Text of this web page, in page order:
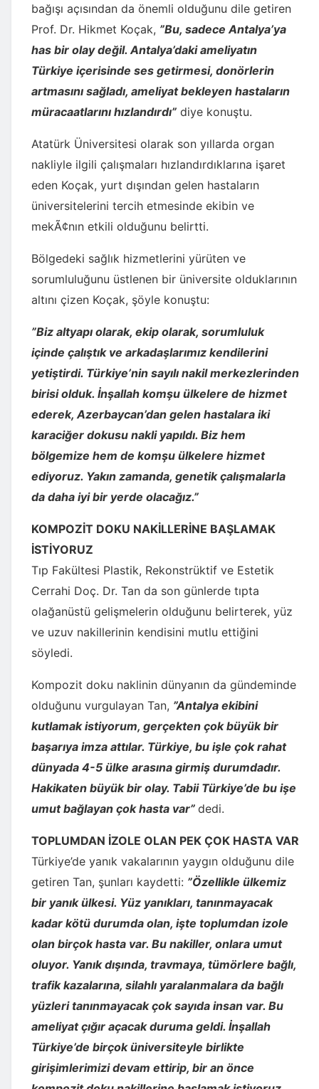
bağışı açısından da önemli olduğunu dile getiren
Prof. Dr. Hikmet Koçak, ”Bu, sadece Antalya’ya
has bir olay değil. Antalya’daki ameliyatın
Türkiye içerisinde ses getirmesi, donörlerin
artmasını sağladı, ameliyat bekleyen hastaların
müracaatlarını hızlandırdı” diye konuştu.
Atatürk Üniversitesi olarak son yıllarda organ
nakliyle ilgili çalışmaları hızlandırdıklarına işaret
eden Koçak, yurt dışından gelen hastaların
üniversitelerini tercih etmesinde ekibin ve
mekÃ¢nın etkili olduğunu belirtti.
Bölgedeki sağlık hizmetlerini yürüten ve
sorumluluğunu üstlenen bir üniversite olduklarının
altını çizen Koçak, şöyle konuştu:
”Biz altyapı olarak, ekip olarak, sorumluluk
içinde çalıştık ve arkadaşlarımız kendilerini
yetiştirdi. Türkiye’nin sayılı nakil merkezlerinden
birisi olduk. İnşallah komşu ülkelere de hizmet
ederek, Azerbaycan’dan gelen hastalara iki
karaciğer dokusu nakli yapıldı. Biz hem
bölgemize hem de komşu ülkelere hizmet
ediyoruz. Yakın zamanda, genetik çalışmalarla
da daha iyi bir yerde olacağız.”
KOMPOZİT DOKU NAKİLLERİNE BAŞLAMAK
İSTİYORUZ
Tıp Fakültesi Plastik, Rekonstrüktif ve Estetik
Cerrahi Doç. Dr. Tan da son günlerde tıpta
olağanüstü gelişmelerin olduğunu belirterek, yüz
ve uzuv nakillerinin kendisini mutlu ettiğini
söyledi.
Kompozit doku naklinin dünyanın da gündeminde
olduğunu vurgulayan Tan, ”Antalya ekibini
kutlamak istiyorum, gerçekten çok büyük bir
başarıya imza attılar. Türkiye, bu işle çok rahat
dünyada 4-5 ülke arasına girmiş durumdadır.
Hakikaten büyük bir olay. Tabii Türkiye’de bu işe
umut bağlayan çok hasta var” dedi.
TOPLUMDAN İZOLE OLAN PEK ÇOK HASTA VAR
Türkiye’de yanık vakalarının yaygın olduğunu dile
getiren Tan, şunları kaydetti: ”Özellikle ülkemiz
bir yanık ülkesi. Yüz yanıkları, tanınmayacak
kadar kötü durumda olan, işte toplumdan izole
olan birçok hasta var. Bu nakiller, onlara umut
oluyor. Yanık dışında, travmaya, tümörlere bağlı,
trafik kazalarına, silahlı yaralanmalara da bağlı
yüzleri tanınmayacak çok sayıda insan var. Bu
ameliyat çığır açacak duruma geldi. İnşallah
Türkiye’de birçok üniversiteyle birlikte
girişimlerimizi devam ettirip, bir an önce